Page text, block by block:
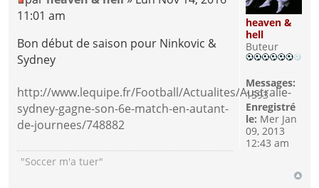
11:01 am
Bon début de saison pour Ninkovic &
Sydney
http://www.lequipe.fr/Football/Actualites/Australie-
sydney-gagne-son-6e-match-en-autant-
de-journees/748882
"Soccer m'a tuer"
heaven &
hell
Buteur
Messages:
1593
Enregistré
le: Mer Jan
09, 2013
12:43 am